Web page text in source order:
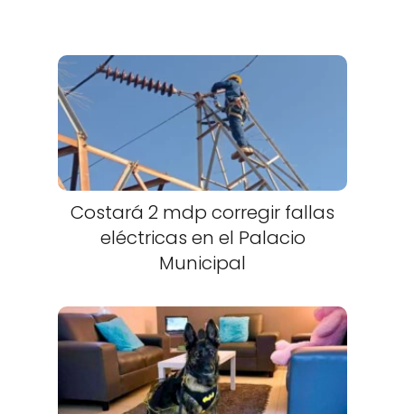
Costará 2 mdp corregir fallas
eléctricas en el Palacio
Municipal